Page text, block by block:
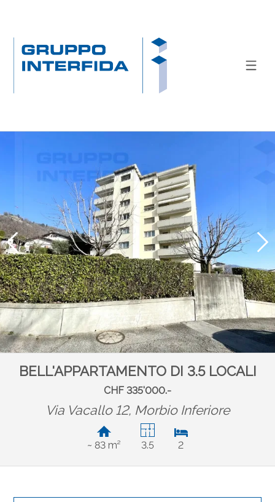
BELL'APPARTAMENTO DI 3.5 LOCALI
CHF 335'000.-
Via Vacallo 12, Morbio Inferiore
~ 83 m² 3.5 2